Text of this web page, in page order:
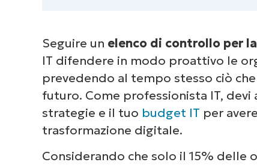
Seguire un elenco di controllo per
IT difendere in modo proattivo le
prevedendo al tempo stesso ciò che
futuro. Come professionista IT,
strategie e il tuo budget IT per
trasformazione digitale.
Considerando che solo il 15% delle